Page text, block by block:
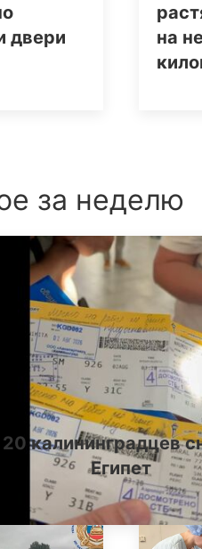
двери
на
за неделю
калининградцев
Египет